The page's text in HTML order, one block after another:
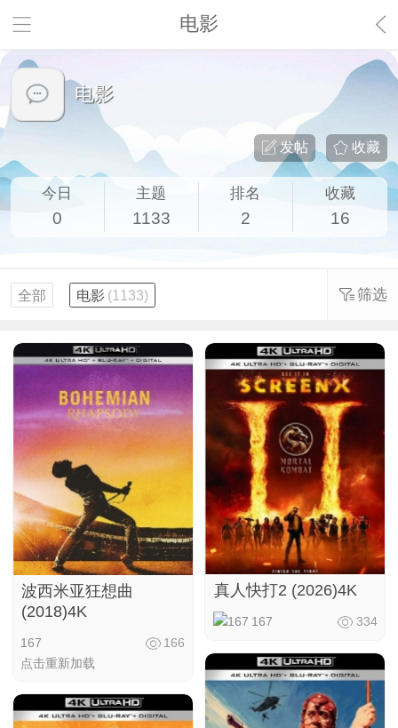
电影
电影
收藏
发帖
今日
0
主题
1133
排名
2
收藏
16
全部 电影 (1133) 筛选
波西米亚狂想曲
(2018)4K
167
点击重新加载
166
真人快打2 (2026)4K
167 334